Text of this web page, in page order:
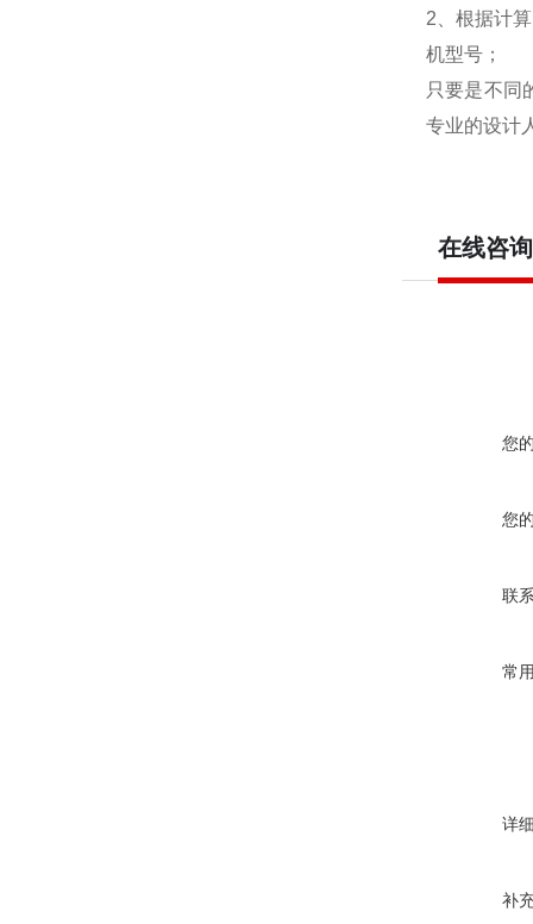
2、根据计
机型号；
只要是不同
专业的设计
在线咨询
您
您
联
常
详
补